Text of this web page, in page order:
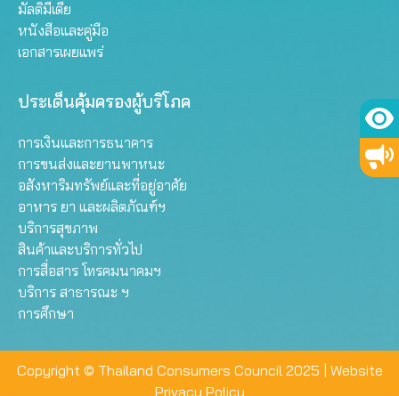
มัลติมีเดีย
หนังสือและคู่มือ
เอกสารเผยแพร่
ประเด็นคุ้มครองผู้บริโภค
การเงินและการธนาคาร
การขนส่งและยานพาหนะ
อสังหาริมทรัพย์และที่อยู่อาศัย
อาหาร ยา และผลิตภัณฑ์ฯ
บริการสุขภาพ
สินค้าและบริการทั่วไป
การสื่อสาร โทรคมนาคมฯ
บริการ สาธารณะ ฯ
การศึกษา
Copyright © Thailand Consumers Council 2025 | Website
Privacy Policy